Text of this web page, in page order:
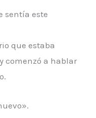
sentía este
que estaba
comenzó a hablar